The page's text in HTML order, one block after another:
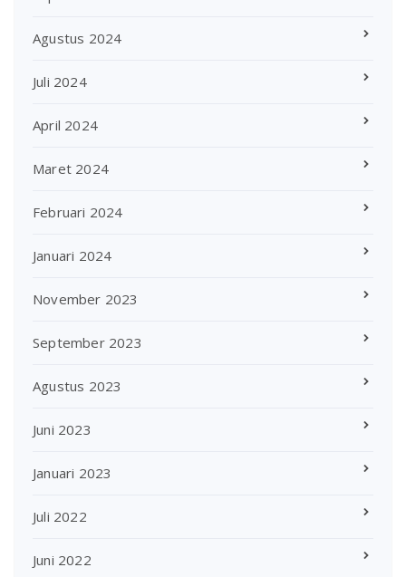
Agustus 2024
Juli 2024
April 2024
Maret 2024
Februari 2024
Januari 2024
November 2023
September 2023
Agustus 2023
Juni 2023
Januari 2023
Juli 2022
Juni 2022